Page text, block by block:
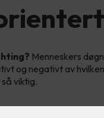
Menneskers
og negativt av
viktig.